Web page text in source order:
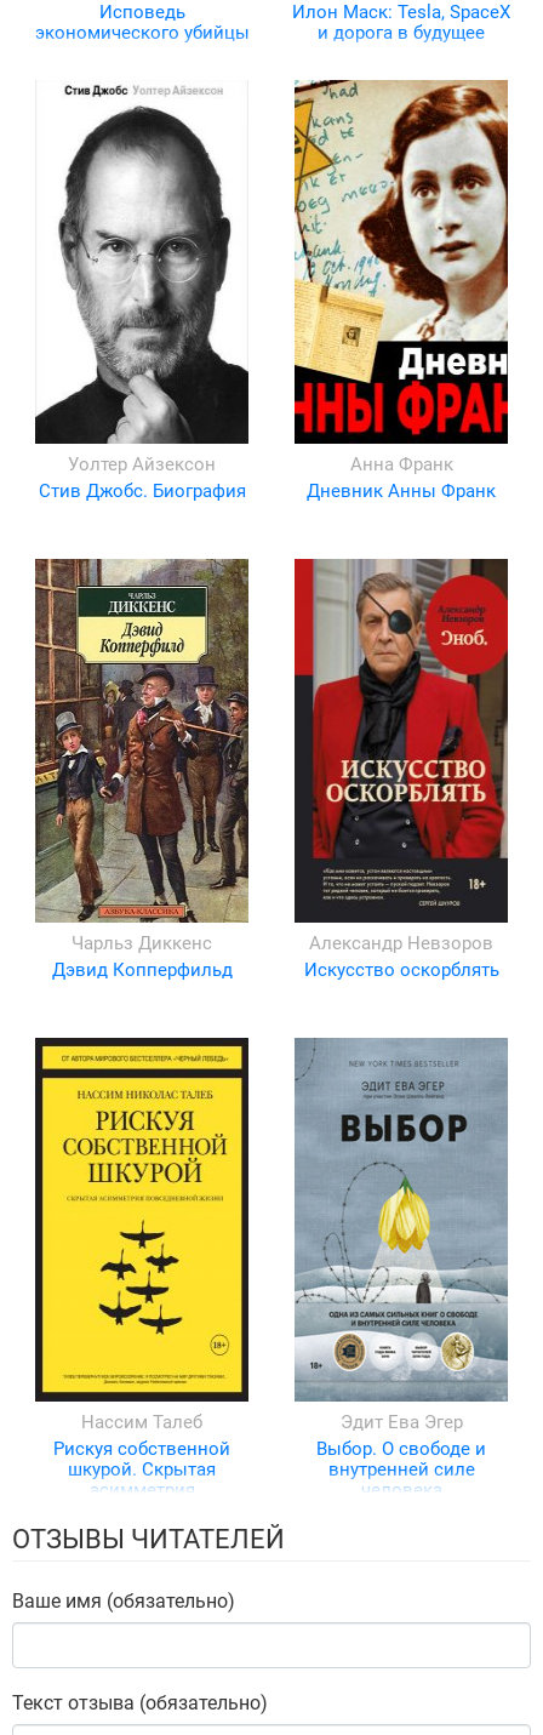
Исповедь
экономического убийцы
Илон Маск: Tesla, SpaceX
и дорога в будущее
Уолтер Айзексон
Стив Джобс. Биография
Анна Франк
Дневник Анны Франк
Чарльз Диккенс
Дэвид Копперфильд
Александр Невзоров
Искусство оскорблять
Нассим Талеб
Рискуя собственной
шкурой. Скрытая
асимметрия
Эдит Ева Эгер
Выбор. О свободе и
внутренней силе
человека
ОТЗЫВЫ ЧИТАТЕЛЕЙ
Ваше имя (обязательно)
Текст отзыва (обязательно)